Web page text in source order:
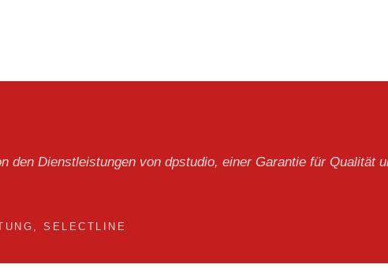
den Dienstleistungen von dpstudio, einer Garantie für Qualität
SELECTLINE